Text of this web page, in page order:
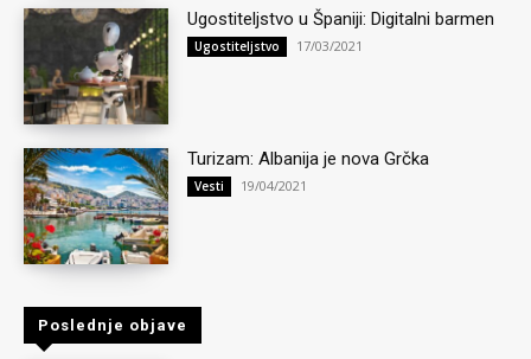
Ugostiteljstvo u Španiji: Digitalni barmen
Ugostiteljstvo 17/03/2021
Turizam: Albanija je nova Grčka
Vesti 19/04/2021
Poslednje objave